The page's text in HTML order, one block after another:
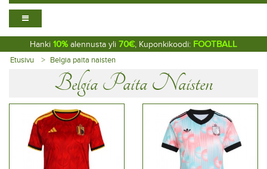
Hanki 10% alennusta yli 70€, Kuponkikoodi: FOOTBALL
Etusivu Belgia paita naisten
Belgia Paita Naisten